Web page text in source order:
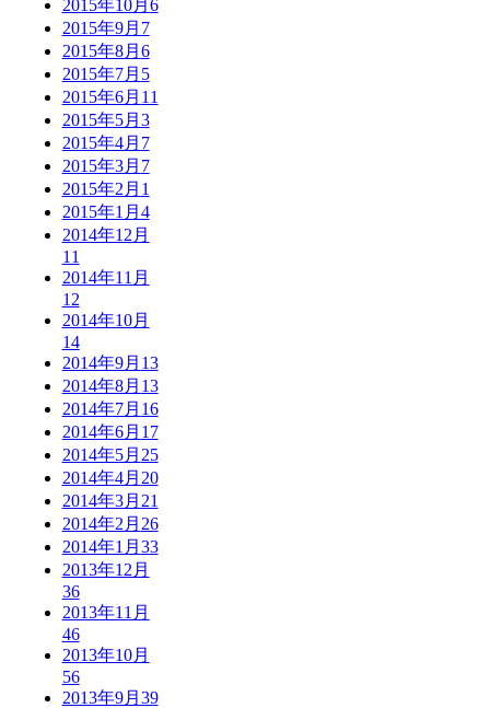
2015年10月 6
2015年9月 7
2015年8月 6
2015年7月 5
2015年6月 11
2015年5月 3
2015年4月 7
2015年3月 7
2015年2月 1
2015年1月 4
2014年12月
11
2014年11月
12
2014年10月
14
2014年9月 13
2014年8月 13
2014年7月 16
2014年6月 17
2014年5月 25
2014年4月 20
2014年3月 21
2014年2月 26
2014年1月 33
2013年12月
36
2013年11月
46
2013年10月
56
2013年9月 39